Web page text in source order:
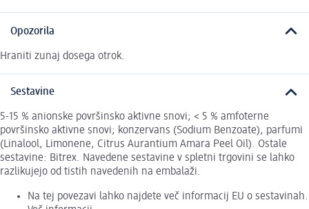
Opozorila
Hraniti zunaj dosega otrok.
Sestavine
5-15 % anionske površinsko aktivne snovi; < 5 % amfoterne
površinsko aktivne snovi; konzervans (Sodium Benzoate), parfumi
(Linalool, Limonene, Citrus Aurantium Amara Peel Oil). Ostale
sestavine: Bitrex. Navedene sestavine v spletni trgovini se lahko
razlikujejo od tistih navedenih na embalaži.
Na tej povezavi lahko najdete več informacij EU o sestavinah.